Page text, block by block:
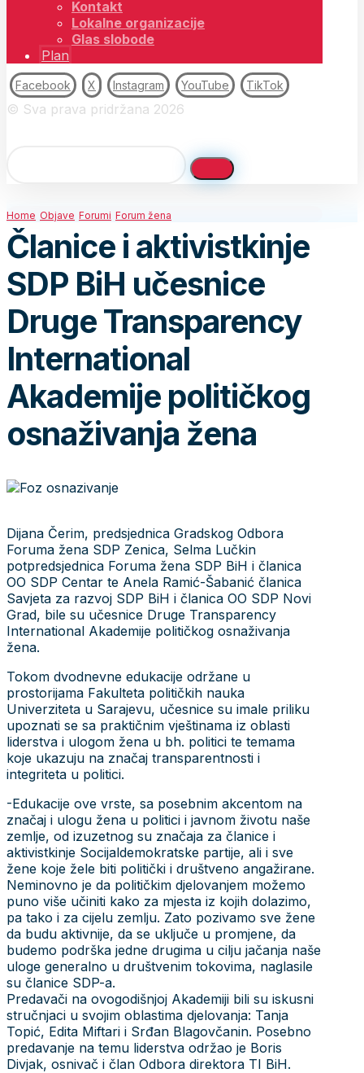
Kontakt
Lokalne organizacije
Glas slobode
Plan
Facebook X Instagram YouTube TikTok
© Sva prava pridržana 2026
Home Objave Forumi Forum žena
Članice i aktivistkinje
SDP BiH učesnice
Druge Transparency
International
Akademije političkog
osnaživanja žena
Dijana Čerim, predsjednica Gradskog Odbora
Foruma žena SDP Zenica, Selma Lučkin
potpredsjednica Foruma žena SDP BiH i članica
OO SDP Centar te Anela Ramić-Šabanić članica
Savjeta za razvoj SDP BiH i članica OO SDP Novi
Grad, bile su učesnice Druge Transparency
International Akademije političkog osnaživanja
žena.
Tokom dvodnevne edukacije održane u
prostorijama Fakulteta političkih nauka
Univerziteta u Sarajevu, učesnice su imale priliku
upoznati se sa praktičnim vještinama iz oblasti
liderstva i ulogom žena u bh. politici te temama
koje ukazuju na značaj transparentnosti i
integriteta u politici.
-Edukacije ove vrste, sa posebnim akcentom na
značaj i ulogu žena u politici i javnom životu naše
zemlje, od izuzetnog su značaja za članice i
aktivistkinje Socijaldemokratske partije, ali i sve
žene koje žele biti politički i društveno angažirane.
Neminovno je da političkim djelovanjem možemo
puno više učiniti kako za mjesta iz kojih dolazimo,
pa tako i za cijelu zemlju. Zato pozivamo sve žene
da budu aktivnije, da se uključe u promjene, da
budemo podrška jedne drugima u cilju jačanja naše
uloge generalno u društvenim tokovima, naglasile
su članice SDP-a.
Predavači na ovogodišnjoj Akademiji bili su iskusni
stručnjaci u svojim oblastima djelovanja: Tanja
Topić, Edita Miftari i Srđan Blagovčanin. Posebno
predavanje na temu liderstva održao je Boris
Divjak, osnivač i član Odbora direktora TI BiH.